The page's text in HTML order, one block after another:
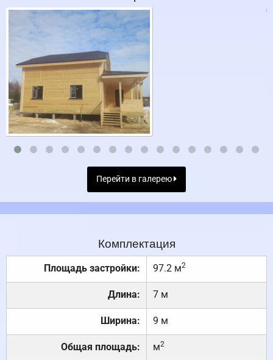
Перейти в галерею
Комплектация
Площадь застройки: 97.2 м2
Длина: 7 м
Ширина: 9 м
Общая площадь: м2